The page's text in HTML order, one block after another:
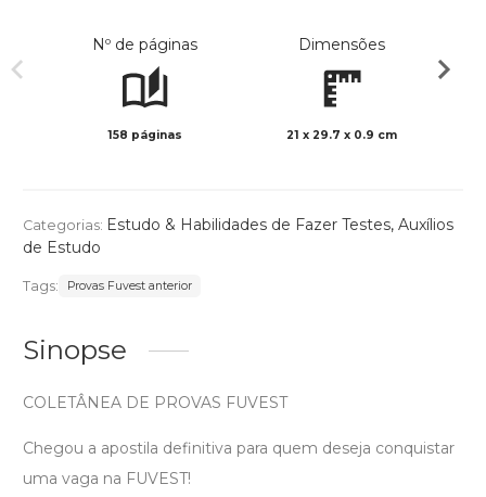
Nº de páginas
158 páginas
Dimensões
21 x 29.7 x 0.9 cm
Categorias: Estudo & Habilidades de Fazer Testes, Auxílios
de Estudo
Tags: Provas Fuvest anterior
Sinopse
COLETÂNEA DE PROVAS FUVEST
Chegou a apostila definitiva para quem deseja conquistar
uma vaga na FUVEST!